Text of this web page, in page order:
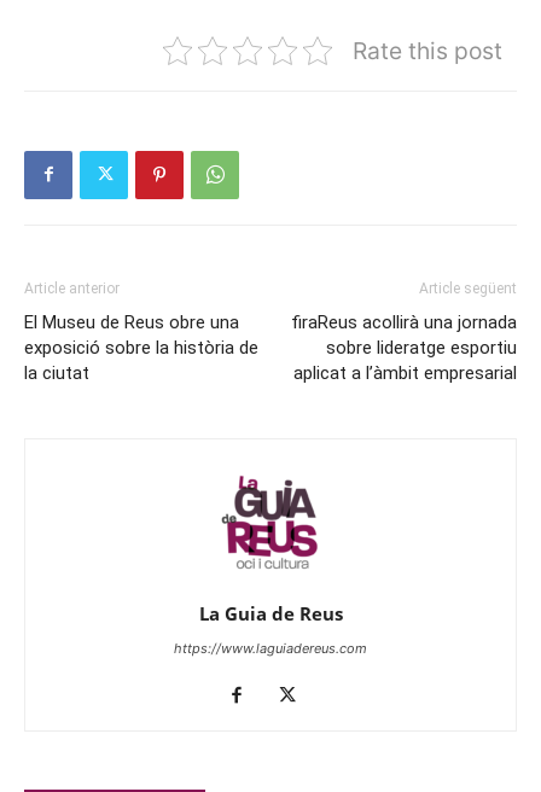
Rate this post
Article anterior
El Museu de Reus obre una
exposició sobre la història de
la ciutat
Article següent
firaReus acollirà una jornada
sobre lideratge esportiu
aplicat a l’àmbit empresarial
La Guia de Reus
https://www.laguiadereus.com